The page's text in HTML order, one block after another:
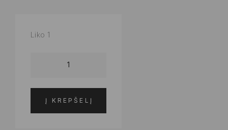
Liko 1
Į KREPŠELĮ